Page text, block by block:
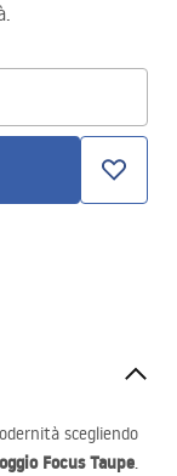
scegliendo
Focus Taupe.